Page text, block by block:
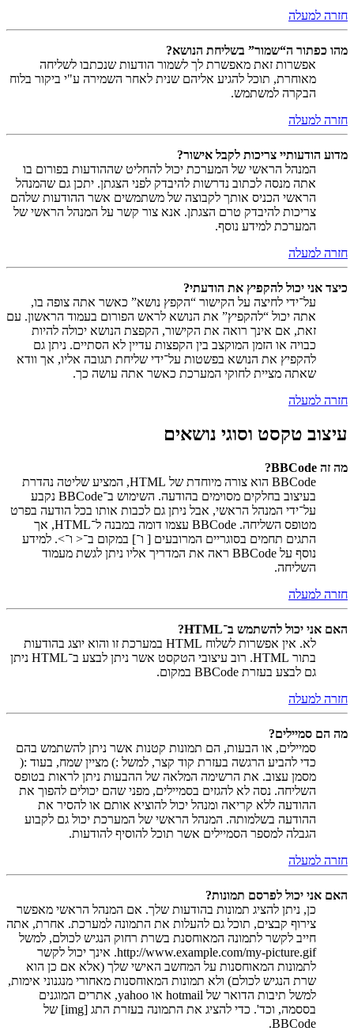
חזרה למעלה
מהו כפתור ה“שמור” בשליחת הנושא?
אפשרות זאת מאפשרת לך לשמור הודעות שנכתבו לשליחה
מאוחרת, תוכל להגיע אליהם שנית לאחר השמירה ע"י ביקור בלוח
הבקרה למשתמש.
חזרה למעלה
מדוע הודעותיי צריכות לקבל אישור?
המנהל הראשי של המערכת יכול להחליט שההודעות בפורום בו
אתה מנסה לכתוב נדרשות להיבדק לפני הצגתן. יתכן גם שהמנהל
הראשי הכניס אותך לקבוצה של משתמשים אשר ההודעות שלהם
צריכות להיבדק טרם הצגתן. אנא צור קשר על המנהל הראשי של
המערכת למידע נוסף.
חזרה למעלה
כיצד אני יכול להקפיץ את הודעתי?
על־ידי לחיצה על הקישור “הקפץ נושא” כאשר אתה צופה בו,
אתה יכול “להקפיץ” את הנושא לראש הפורום בעמוד הראשון. עם
זאת, אם אינך רואה את הקישור, הקפצת הנושא יכולה להיות
כבויה או הזמן המוקצב בין הקפצות עדיין לא הסתיים. ניתן גם
להקפיץ את הנושא בפשטות על־ידי שליחת תגובה אליו, אך וודא
שאתה מציית לחוקי המערכת כאשר אתה עושה כך.
חזרה למעלה
עיצוב טקסט וסוגי נושאים
מה זה BBCode?
BBCode הוא צורה מיוחדת של HTML, המציע שליטה נהדרת
בעיצוב בחלקים מסוימים בהודעה. השימוש ב־BBCode נקבע
על־ידי המנהל הראשי, אבל ניתן גם לכבות אותו בכל הודעה בפרט
מטופס השליחה. BBCode עצמו דומה במבנה ל־HTML, אך
התגים תחמים בסוגריים המרובעים [ ו־] במקום ב־< ו־>. למידע
נוסף על BBCode ראה את המדריך אליו ניתן לגשת מעמוד
השליחה.
חזרה למעלה
האם אני יכול להשתמש ב־HTML?
לא. אין אפשרות לשלוח HTML במערכת זו והוא יוצג בהודעות
בתור HTML. רוב עיצובי הטקסט אשר ניתן לבצע ב־HTML ניתן
גם לבצע בעזרת BBCode במקום.
חזרה למעלה
מה הם סמיילים?
סמיילים, או הבעות, הם תמונות קטנות אשר ניתן להשתמש בהם
כדי להביע הרגשה בעזרת קוד קצר, למשל :) מציין שמח, בעוד :(
מסמן עצוב. את הרשימה המלאה של ההבעות ניתן לראות בטופס
השליחה. נסה לא להגזים בסמיילים, מפני שהם יכולים להפוך את
ההודעה ללא קריאה ומנהל יכול להוציא אותם או להסיר את
ההודעה בשלמותה. המנהל הראשי של המערכת יכול גם לקבוע
הגבלה למספר הסמיילים אשר תוכל להוסיף להודעות.
חזרה למעלה
האם אני יכול לפרסם תמונות?
כן, ניתן להציג תמונות בהודעות שלך. אם המנהל הראשי מאפשר
צירוף קבצים, תוכל גם להעלות את התמונה למערכת. אחרת, אתה
חייב לקשר לתמונה המאוחסנת בשרת רחוק הנגיש לכולם, למשל
http://www.example.com/my-picture.gif. אינך יכול לקשר
לתמונות המאוחסנות על המחשב האישי שלך (אלא אם כן הוא
שרת הנגיש לכולם) ולא תמונות המאוחסנות מאחורי מנגנוני אימות,
למשל תיבות הדואר של hotmail או yahoo, אתרים המוגנים
בססמה, וכד'. כדי להציג את התמונה בעזרת התג [img] של
BBCode.